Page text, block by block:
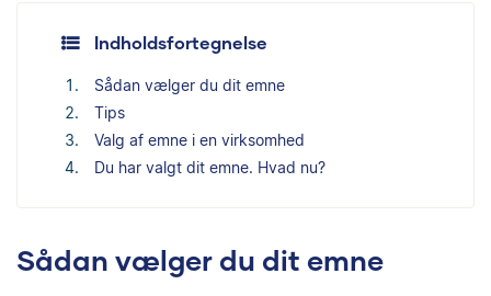
Indholdsfortegnelse
Sådan vælger du dit emne
Tips
Valg af emne i en virksomhed
Du har valgt dit emne. Hvad nu?
Sådan vælger du dit emne